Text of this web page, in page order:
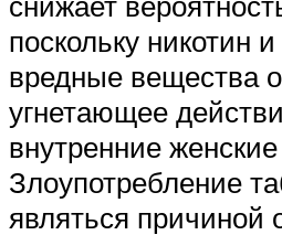
поскольку никотин
вредные вещества
угнетающее
внутренние
Злоупотребление
являться причиной